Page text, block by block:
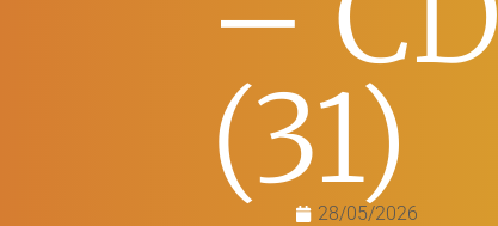
(31)
28/05/2026